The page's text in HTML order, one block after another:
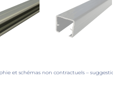
et schémas non contractuels –